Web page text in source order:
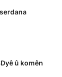
û komên